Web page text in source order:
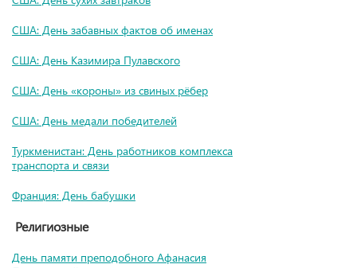
США: День забавных фактов об именах
США: День Казимира Пулавского
США: День «короны» из свиных рёбер
США: День медали победителей
Туркменистан: День работников комплекса
транспорта и связи
Франция: День бабушки
Религиозные
День памяти преподобного Афанасия